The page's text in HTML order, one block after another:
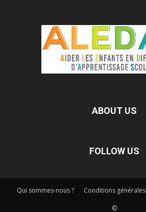
ABOUT US
FOLLOW US
Qui sommes-nous ? Conditions générales
©